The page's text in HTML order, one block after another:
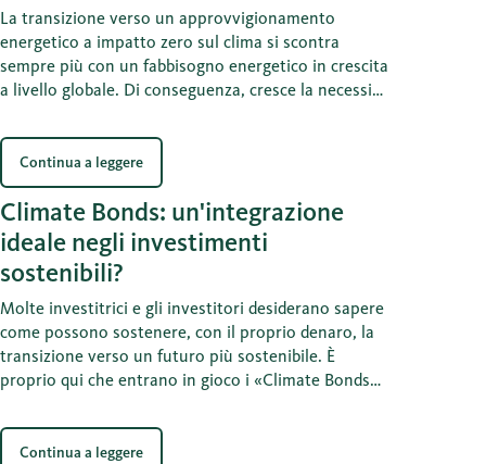
La transizione verso un approvvigionamento
energetico a impatto zero sul clima si scontra
sempre più con un fabbisogno energetico in crescita
a livello globale. Di conseguenza, cresce la necessità
Gli accumulatori a batteria oggi rappresentano la
tecnologia energetica in più rapida crescita. Si
tratta di un’interessante opportunità di
investimento, con titoli azionari come, ad esempio,
Huber + Suhner o Solaria Energia.
Continua a leggere
Climate Bonds: un'integrazione
ideale negli investimenti
sostenibili?
Molte investitrici e gli investitori desiderano sapere
come possono sostenere, con il proprio denaro, la
transizione verso un futuro più sostenibile. È
proprio qui che entrano in gioco i «Climate Bonds»
classico di un'obbligazione con una chiara finalità
ecologica. In questo modo, il capitale viene
Continua a leggere